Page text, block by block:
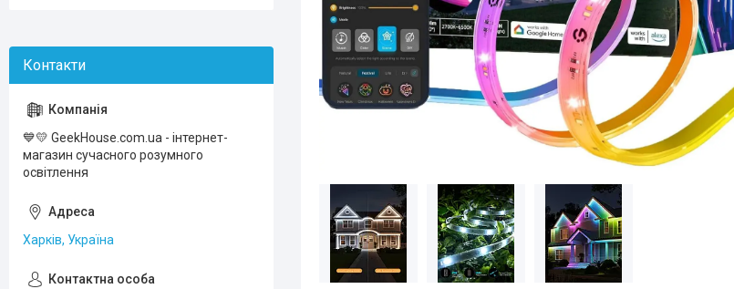
💙💛 GeekHouse.com.ua - інтернет-
магазин сучасного розумного
освiтлення
Харків, Україна